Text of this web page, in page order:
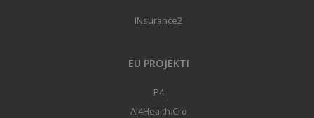
INsurance2
EU PROJEKTI
P4
AI4Health.Cro